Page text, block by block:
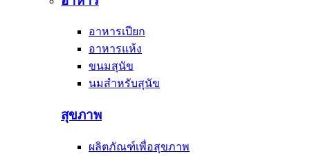
อาหารเปียก
อาหารแห้ง
ขนมสุนัข
นมสำหรับสุนัข
สุขภาพ
ผลิตภัณฑ์เพื่อสุขภาพ